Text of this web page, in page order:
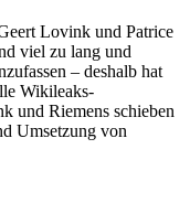
Lovink und Patrice
viel zu lang und
– deshalb hat
Wikileaks-
und Riemens schieben
Umsetzung von